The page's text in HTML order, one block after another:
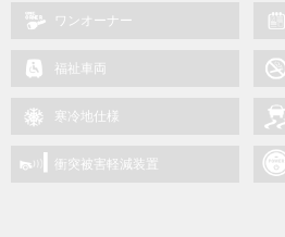
ワンオーナー
福祉車両
寒冷地仕様
衝突被害軽減装置